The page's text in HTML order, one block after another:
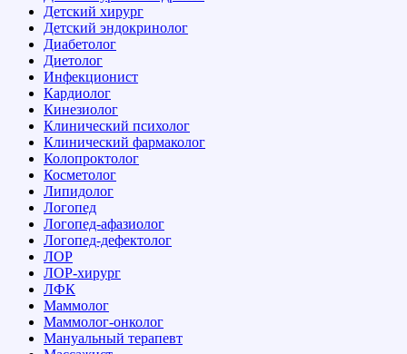
Детский хирург
Детский эндокринолог
Диабетолог
Диетолог
Инфекционист
Кардиолог
Кинезиолог
Клинический психолог
Клинический фармаколог
Колопроктолог
Косметолог
Липидолог
Логопед
Логопед-афазиолог
Логопед-дефектолог
ЛОР
ЛОР-хирург
ЛФК
Маммолог
Маммолог-онколог
Мануальный терапевт